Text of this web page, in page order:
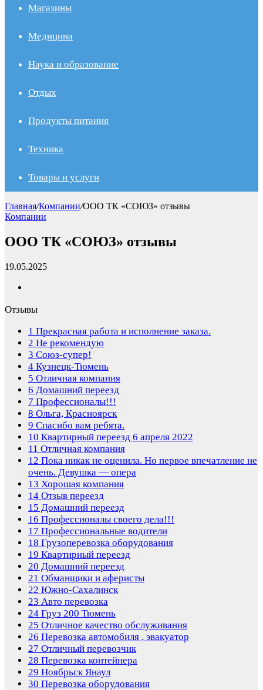
Магазины
Медицина
Наука и образование
Отдых
Продукты питания
Техника
Товары и услуги
Главная/Компании/ООО ТК «СОЮЗ» отзывы
Компании
ООО ТК «СОЮЗ» отзывы
19.05.2025
Отзывы
1 Прекрасная работа и исполнение заказа.
2 Не рекомендую
3 Союз-супер!
4 Кузнецк-Тюмень
5 Отличная компания
6 Домашний переезд
7 Профессионалы!!!
8 Ольга, Красноярск
9 Спасибо вам ребята.
10 Квартирный переезд 6 апреля 2022
11 Отличная компания
12 Пока никак не оценила. Но первое впечатление не
очень. Девушка — опера
13 Хорошая компания
14 Отзыв переезд
15 Домашний переезд
16 Профессионалы своего дела!!!
17 Профессиональные водители
18 Грузоперевозка оборудования
19 Квартирный переезд
20 Домашний переезд
21 Обманщики и аферисты
22 Южно-Сахалинск
23 Авто перевозка
24 Груз 200 Тюмень
25 Отличное качество обслуживания
26 Перевозка автомобиля , эвакуатор
27 Отличный перевозчик
28 Перевозка контейнера
29 Ноябрьск Янаул
30 Перевозка оборудования